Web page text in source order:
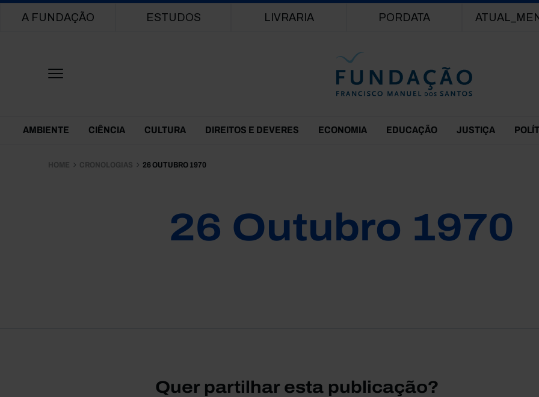
Main navigation
A FUNDAÇÃO ESTUDOS LIVRARIA PORDATA
Themes Menu
AMBIENTE CIÊNCIA CULTURA DIREITOS E DEVERES ECONOMIA EDUCAÇÃO JUSTIÇA
HOME CRONOLOGIAS 26 OUTUBRO 1970
26 Outubro 1970
Quer partilhar esta publicação?